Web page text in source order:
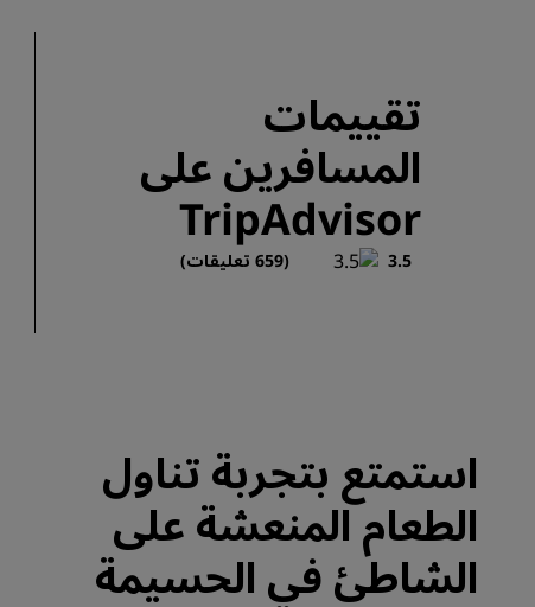
تقييمات
المسافرين على
TripAdvisor
3.5 (659 تعليقات)
استمتع بتجربة تناول
الطعام المنعشة على
الشاطئ في الحسيمة